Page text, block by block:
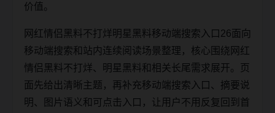
价值。
网红情侣黑料不打烊明星黑料移动端搜索入口26面向
移动端搜索和站内连续阅读场景整理，核心围绕网红
情侣黑料不打烊、明星黑料和相关长尾需求展开。页
面先给出清晰主题，再补充移动端搜索入口、摘要说
明、图片语义和可点击入口，让用户不用反复回到首